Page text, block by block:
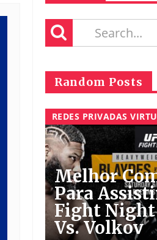
Random Posts
REDES PRIVADAS
Melhor
Para
Fight Night
Vs. Volkov